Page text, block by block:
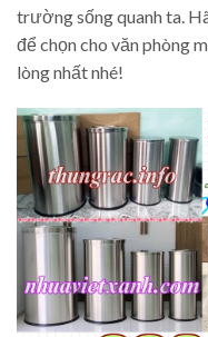
trường sống quanh ta.
để chọn cho văn phòng
lòng nhất nhé!